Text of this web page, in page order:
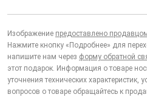
Изображение предоставлено
Нажмите кнопку «Подробнее» для
напишите нам через форму обратной
этот подарок. Информация о товаре
уточнения технических характеристик,
вопросов о товаре обращайтесь к